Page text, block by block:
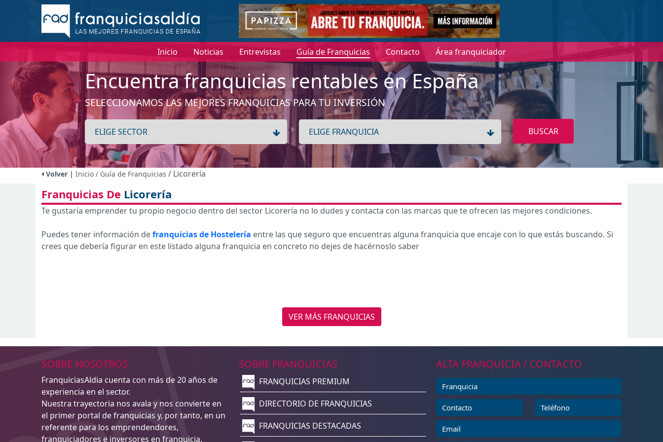
Inicio Noticias Entrevistas Guía de Franquicias Contacto Área franquiciador
Encuentra franquicias rentables en España
SELECCIONAMOS LAS MEJORES FRANQUICIAS PARA TU INVERSIÓN
BUSCAR
Volver | Inicio / Guía de Franquicias / Licorería
Franquicias De Licorería
Te gustaría emprender tu propio negocio dentro del sector Licorería no lo dudes y contacta con las marcas que te ofrecen las mejores condiciones.
Puedes tener información defranquicias de Hostelería entre las que seguro que encuentras alguna franquicia que encaje con lo que estás buscando. Si
crees que debería figurar en este listado alguna franquicia en concreto no dejes de hacérnoslo saber
VER MÁS FRANQUICIAS
SOBRE NOSOTROS
FranquiciasAldia cuenta con más de 20 años de
experiencia en el sector.
Nuestra trayectoria nos avala y nos convierte en
el primer portal de franquicias y, por tanto, en un
referente para los emprendendores,
franquiciadores e inversores en franquicia.
SOBRE FRANQUICIAS
FRANQUICIAS PREMIUM
DIRECTORIO DE FRANQUICIAS
FRANQUICIAS DESTACADAS
ALTA FRANQUICIA / CONTACTO